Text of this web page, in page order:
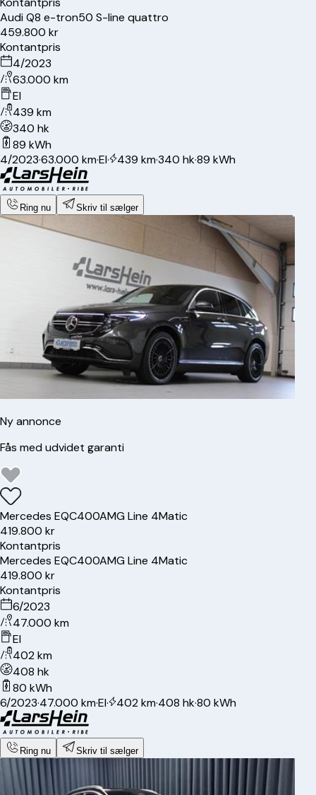
AudiQ8 e-tron50 S-line quattro
459.800 kr
Kontantpris
4/2023
63.000 km
El
439 km
340 hk
89 kWh
4/2023·63.000 km·El· 439 km·340 hk·89 kWh
Ring nu Skriv til sælger
Ny annonce
Fås med udvidet garanti
Mercedes EQC400AMG Line 4Matic
419.800 kr
Kontantpris
Mercedes EQC400AMG Line 4Matic
419.800 kr
Kontantpris
6/2023
47.000 km
El
402 km
408 hk
80 kWh
6/2023·47.000 km·El· 402 km·408 hk·80 kWh
Ring nu Skriv til sælger